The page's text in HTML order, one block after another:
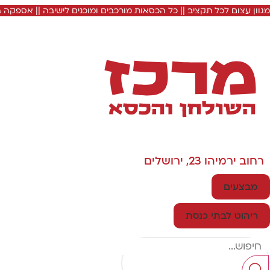
מגוון עצום לכל תקציב || כל הכסאות מורכבים ומוכנים לישיבה ||
רחוב ירמיהו 23, ירושלים
מבצעים
ריהוט לבתי כנסת
Search
...